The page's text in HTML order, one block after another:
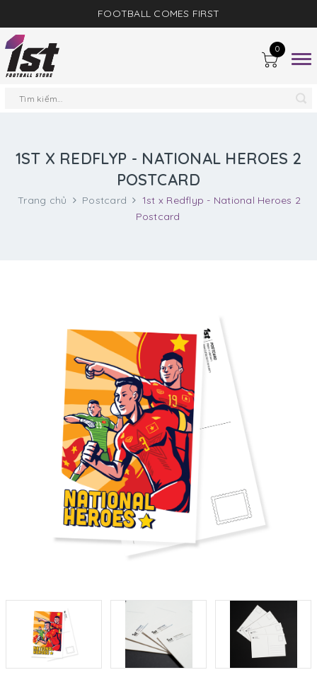
FOOTBALL COMES FIRST
0
1ST X REDFLYP - NATIONAL HEROES 2
POSTCARD
Trang chủ Postcard
1st x Redflyp - National Heroes 2
Postcard